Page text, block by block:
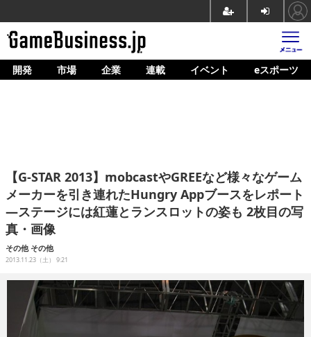
ホーム
企業動向
人材育成
産業政策
イベント/セミナー
eスポーツ
開発 市場 企業 連載 イベント eスポーツ
【G-STAR 2013】mobcastやGREEなど様々なゲーム
メーカーを引き連れたHungry Appブースをレポート
―ステージには紅蓮とランスロットの姿も 2枚目の写
真・画像
その他 その他
2013.11.23（土） 9:21